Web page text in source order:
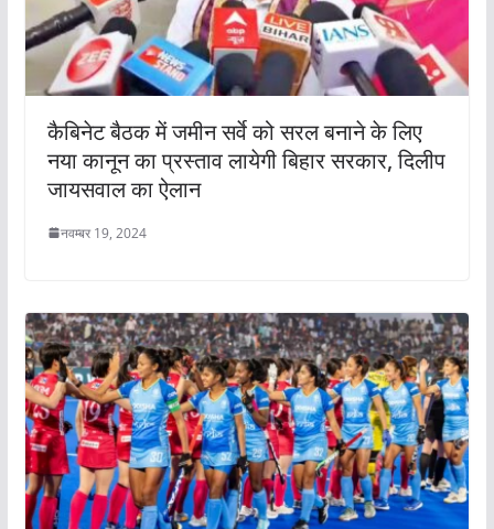
कैबिनेट बैठक में जमीन सर्वे को सरल बनाने के लिए
नया कानून का प्रस्ताव लायेगी बिहार सरकार, दिलीप
जायसवाल का ऐलान
नवम्बर 19, 2024